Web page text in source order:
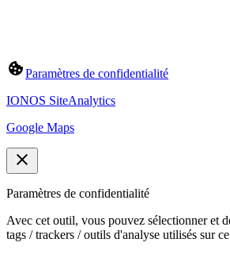
Paramètres de confidentialité
IONOS SiteAnalytics
Google Maps
Paramètres de confidentialité
Avec cet outil, vous pouvez sélectionner et
tags / trackers / outils d'analyse utilisés sur